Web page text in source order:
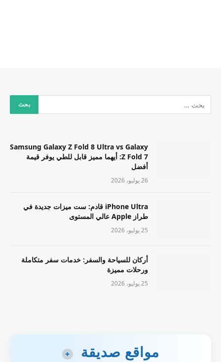
Samsung Galaxy Z Fold 8 Ultra vs Galaxy
Z Fold 7: أيهما مميز قابل للطي يوفر قيمة
أفضل
26 يوليو، 2026
iPhone Ultra قادم: ست ميزات جديدة في
طراز Apple عالي المستوى
25 يوليو، 2026
أركان للسياحة والسفر: خدمات سفر متكاملة
ورحلات مميزة
25 يوليو، 2026
مواقع صديقة +